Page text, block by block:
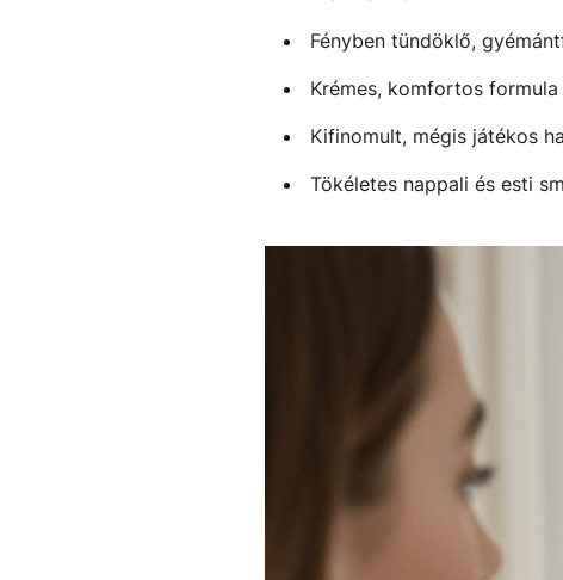
Fényben tündöklő,
Krémes, komfortos formula
Kifinomult, mégis játékos
Tökéletes nappali és esti